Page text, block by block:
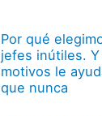
Por qué
jefes inútiles.
motivos le
que nunca